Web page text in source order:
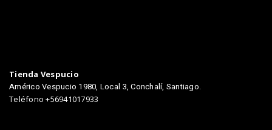
Tienda Vespucio
Américo Vespucio 1980, Local 3, Conchalí, Santiago.
Teléfono +56941017933